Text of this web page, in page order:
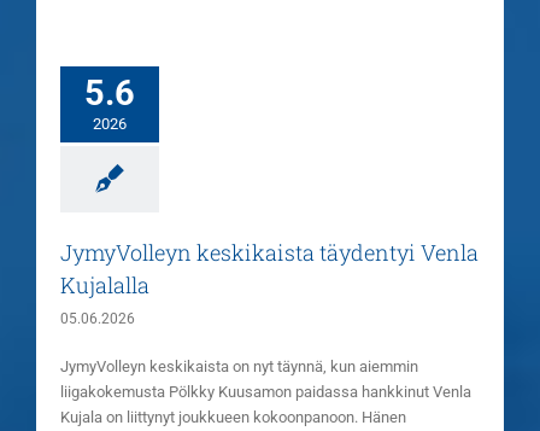
5.6
2026
JymyVolleyn keskikaista täydentyi Venla
Kujalalla
05.06.2026
JymyVolleyn keskikaista on nyt täynnä, kun aiemmin
liigakokemusta Pölkky Kuusamon paidassa hankkinut Venla
Kujala on liittynyt joukkueen kokoonpanoon. Hänen